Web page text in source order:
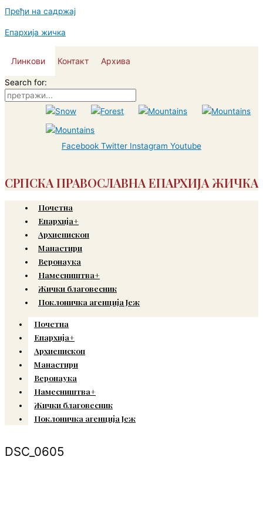
Пређи на садржај
Епархија жичка
Линкови Контакт Архива
Search for:
Facebook Twitter Instagram Youtube
СРПСКА ПРАВОСЛАВНА ЕПАРХИЈА ЖИЧКА
Почетна
Епархија+
Архиепископ
Манастири
Веронаука
Намесништва+
Жички благовесник
Поклоничка агенција Јеж
Почетна
Епархија+
Архиепископ
Манастири
Веронаука
Намесништва+
Жички благовесник
Поклоничка агенција Јеж
DSC_0605